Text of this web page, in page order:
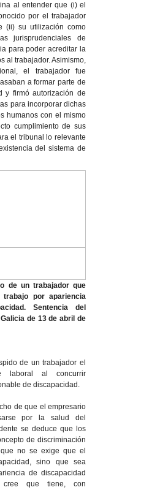
al entender que (i) el
por el trabajador
(ii) su utilización como
jurisprudenciales de
para poder acreditar la
al trabajador. Asimismo,
el trabajador fue
a formar parte de
y firmó autorización de
para incorporar dichas
humanos con el mismo
cumplimiento de sus
el tribunal lo relevante
del sistema de
de un trabajador que
por apariencia
Sentencia del
de 13 de abril de
de un trabajador el
laboral al concurrir
de discapacidad.
de que el empresario
por la salud del
se deduce que los
de discriminación
no se exige que el
sino que sea
de discapacidad
cree que tiene, con